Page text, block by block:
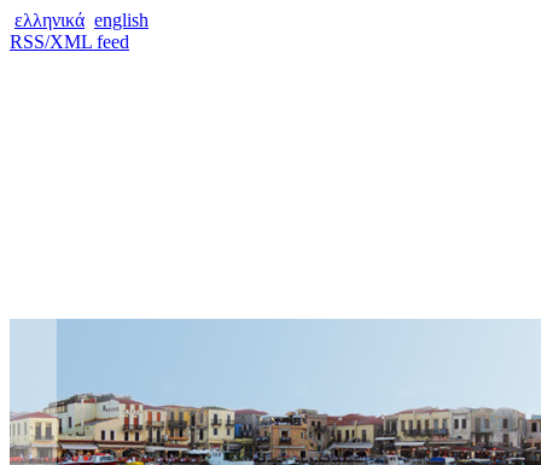
ελληνικά english
RSS/XML feed